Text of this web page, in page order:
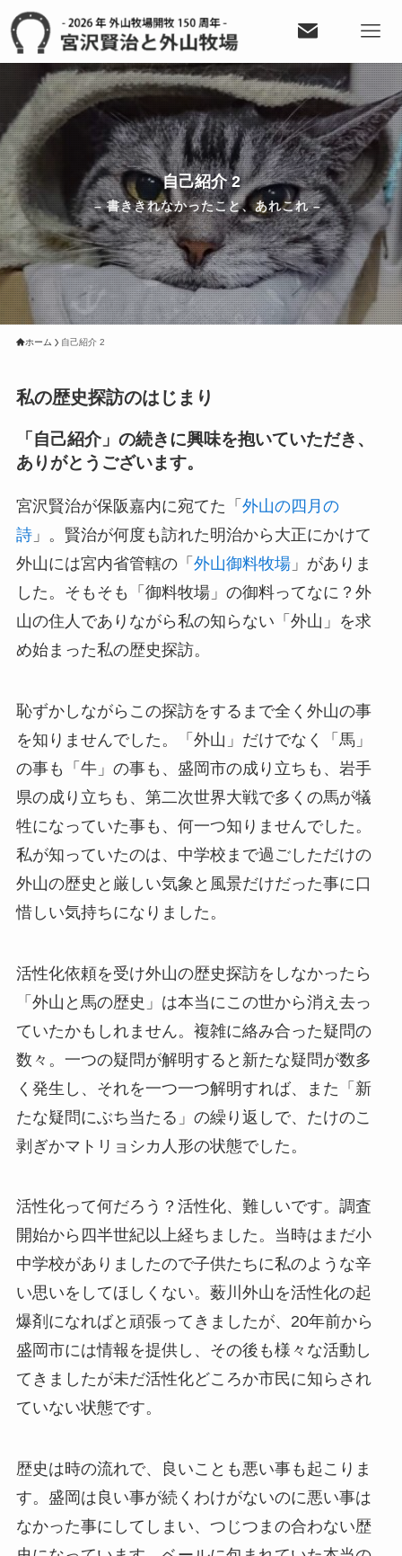
自己紹介 2
– 書ききれなかったこと、あれこれ –
ホーム 自己紹介 2
私の歴史探訪のはじまり
「自己紹介」の続きに興味を抱いていただき、
ありがとうございます。
宮沢賢治が保阪嘉内に宛てた「 外山の四月の
詩」。賢治が何度も訪れた明治から大正にかけて
外山には宮内省管轄の「 外山御料牧場」がありま
した。そもそも「御料牧場」の御料ってなに？外
山の住人でありながら私の知らない「外山」を求
め始まった私の歴史探訪。
恥ずかしながらこの探訪をするまで全く外山の事
を知りませんでした。「外山」だけでなく「馬」
の事も「牛」の事も、盛岡市の成り立ちも、岩手
県の成り立ちも、第二次世界大戦で多くの馬が犠
牲になっていた事も、何一つ知りませんでした。
私が知っていたのは、中学校まで過ごしただけの
外山の歴史と厳しい気象と風景だけだった事に口
惜しい気持ちになりました。
活性化依頼を受け外山の歴史探訪をしなかったら
「外山と馬の歴史」は本当にこの世から消え去っ
ていたかもしれません。複雑に絡み合った疑問の
数々。一つの疑問が解明すると新たな疑問が数多
く発生し、それを一つ一つ解明すれば、また「新
たな疑問にぶち当たる」の繰り返しで、たけのこ
剥ぎかマトリョシカ人形の状態でした。
活性化って何だろう？活性化、難しいです。調査
開始から四半世紀以上経ちました。当時はまだ小
中学校がありましたので子供たちに私のような辛
い思いをしてほしくない。薮川外山を活性化の起
爆剤になればと頑張ってきましたが、20年前から
盛岡市には情報を提供し、その後も様々な活動し
てきましたが未だ活性化どころか市民に知らされ
ていない状態です。
歴史は時の流れで、良いことも悪い事も起こりま
す。盛岡は良い事が続くわけがないのに悪い事は
なかった事にしてしまい、つじつまの合わない歴